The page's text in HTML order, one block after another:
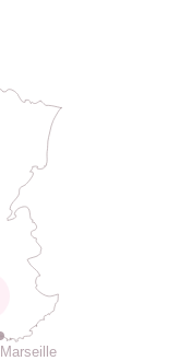
Marseille